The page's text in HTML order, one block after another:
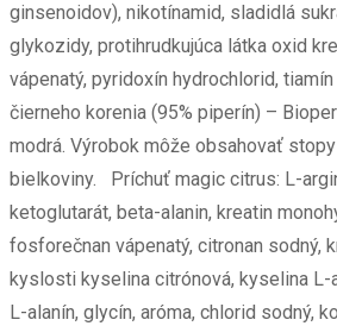
ginsenoidov), nikotínamid, sladidlá
glykozidy, protihrudkujúca látka oxid
vápenatý, pyridoxín hydrochlorid,
čierneho korenia (95% piperín) –
modrá. Výrobok môže obsahovať
bielkoviny. Príchuť magic citrus: L-
ketoglutarát, beta-alanin, kreatin
fosforečnan vápenatý, citronan sodný,
kyslosti kyselina citrónová, kyselina L-
L-alanín, glycín, aróma, chlorid sodný,